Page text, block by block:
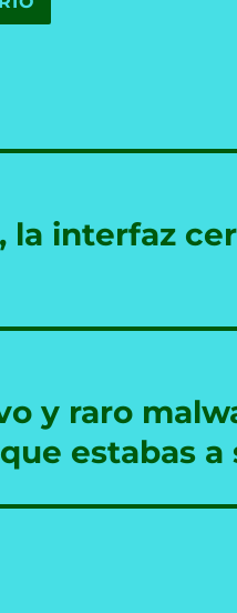
la interfaz
y raro
estabas a